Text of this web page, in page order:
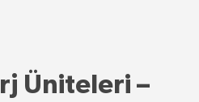
Üniteleri –